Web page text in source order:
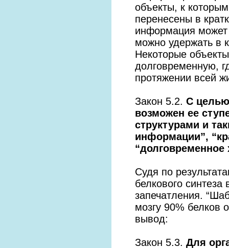
объекты, к
перенесены в
информация может
можно удержать в
Некоторые
долговременную,
протяжении всей
Закон 5.2. С
возможен ее
структурами и
информации”,
“долговременное
Судя по
белкового
запечатления.
мозгу 90% белков
вывод:
Закон 5.3. Для